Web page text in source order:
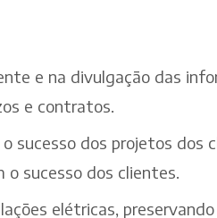
e na divulgação das
e contratos.
sucesso dos projetos dos
o sucesso dos clientes.
elétricas,